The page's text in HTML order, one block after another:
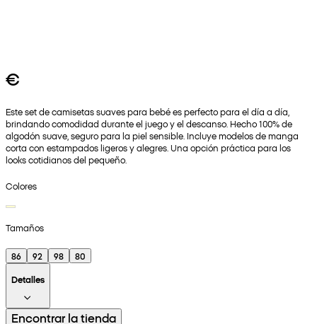
€
Este set de camisetas suaves para bebé es perfecto para el día a día,
brindando comodidad durante el juego y el descanso. Hecho 100% de
algodón suave, seguro para la piel sensible. Incluye modelos de manga
corta con estampados ligeros y alegres. Una opción práctica para los
looks cotidianos del pequeño.
Colores
Tamaños
86 92 98
80
Detalles
Encontrar la tienda